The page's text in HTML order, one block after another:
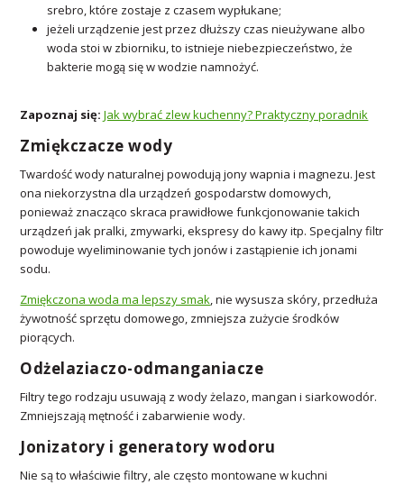
srebro, które zostaje z czasem wypłukane;
jeżeli urządzenie jest przez dłuższy czas nieużywane albo
woda stoi w zbiorniku, to istnieje niebezpieczeństwo, że
bakterie mogą się w wodzie namnożyć.
Zapoznaj się:Jak wybrać zlew kuchenny? Praktyczny poradnik
Zmiękczacze wody
Twardość wody naturalnej powodują jony wapnia i magnezu. Jest
ona niekorzystna dla urządzeń gospodarstw domowych,
ponieważ znacząco skraca prawidłowe funkcjonowanie takich
urządzeń jak pralki, zmywarki, ekspresy do kawy itp. Specjalny filtr
powoduje wyeliminowanie tych jonów i zastąpienie ich jonami
sodu.
Zmiękczona woda ma lepszy smak, nie wysusza skóry, przedłuża
żywotność sprzętu domowego, zmniejsza zużycie środków
piorących.
Odżelaziaczo-odmanganiacze
Filtry tego rodzaju usuwają z wody żelazo, mangan i siarkowodór.
Zmniejszają mętność i zabarwienie wody.
Jonizatory i generatory wodoru
Nie są to właściwie filtry, ale często montowane w kuchni